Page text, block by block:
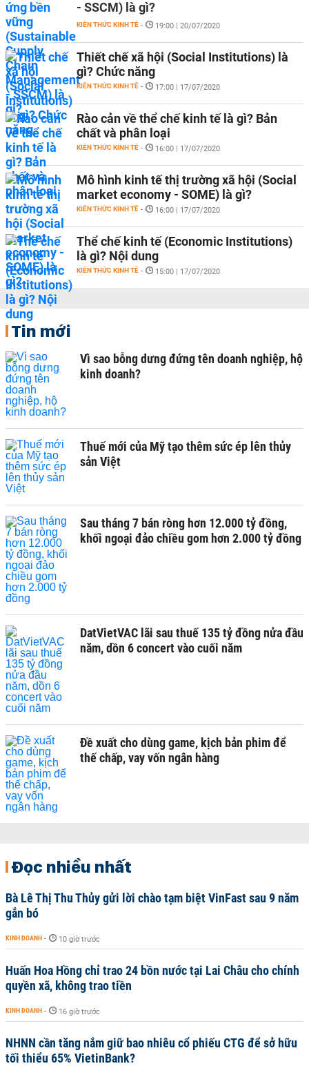
- SSCM) là gì?
KIẾN THỨC KINH TẾ - 19:00 | 20/07/2020
Thiết chế xã hội (Social Institutions) là
gì? Chức năng
KIẾN THỨC KINH TẾ - 17:00 | 17/07/2020
Rào cản về thể chế kinh tế là gì? Bản
chất và phân loại
KIẾN THỨC KINH TẾ - 16:00 | 17/07/2020
Mô hình kinh tế thị trường xã hội (Social
market economy - SOME) là gì?
KIẾN THỨC KINH TẾ - 16:00 | 17/07/2020
Thể chế kinh tế (Economic Institutions)
là gì? Nội dung
KIẾN THỨC KINH TẾ - 15:00 | 17/07/2020
Tin mới
Vì sao bỗng dưng đứng tên doanh nghiệp, hộ
kinh doanh?
Thuế mới của Mỹ tạo thêm sức ép lên thủy
sản Việt
Sau tháng 7 bán ròng hơn 12.000 tỷ đồng,
khối ngoại đảo chiều gom hơn 2.000 tỷ đồng
DatVietVAC lãi sau thuế 135 tỷ đồng nửa đầu
năm, dồn 6 concert vào cuối năm
Đề xuất cho dùng game, kịch bản phim để
thế chấp, vay vốn ngân hàng
Đọc nhiều nhất
Bà Lê Thị Thu Thủy gửi lời chào tạm biệt VinFast sau 9 năm
gắn bó
KINH DOANH - 10 giờ trước
Huấn Hoa Hồng chỉ trao 24 bồn nước tại Lai Châu cho chính
quyền xã, không trao tiền
KINH DOANH - 16 giờ trước
NHNN cần tăng nắm giữ bao nhiêu cổ phiếu CTG để sở hữu
tối thiểu 65% VietinBank?